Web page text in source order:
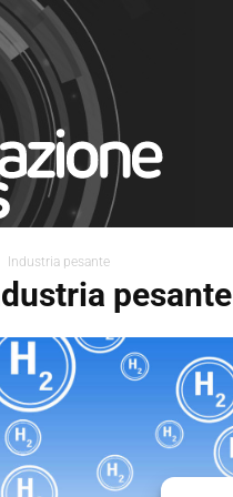
Industria pesante
pesante